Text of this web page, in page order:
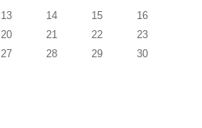
13 14 15
16
20 21 22
23
27 28 29
30